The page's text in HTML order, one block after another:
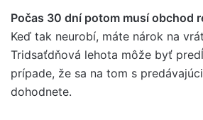
Počas 30 dní potom musí obchod
Keď tak neurobí, máte nárok na
Tridsaťdňová lehota môže byť
prípade, že sa na tom s
dohodnete.